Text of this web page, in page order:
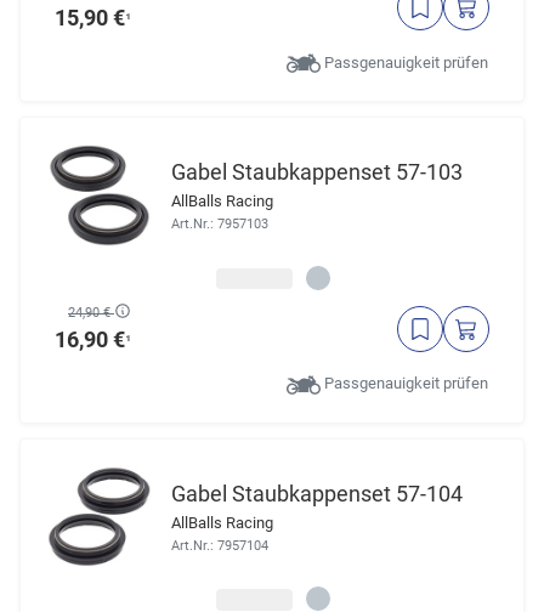
15,90 €¹
Passgenauigkeit prüfen
Gabel Staubkappenset 57-103
AllBalls Racing
Art.Nr.: 7957103
24,90 €
16,90 €¹
Passgenauigkeit prüfen
Gabel Staubkappenset 57-104
AllBalls Racing
Art.Nr.: 7957104